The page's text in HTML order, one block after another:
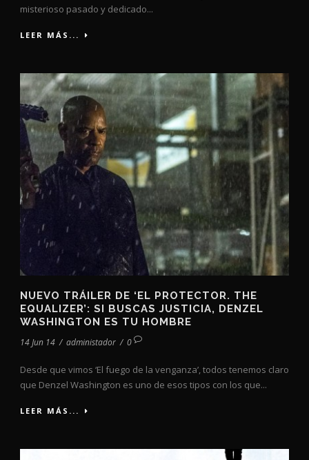
misterioso pasado y dedicado...
LEER MÁS...
NUEVO TRÁILER DE ‘EL PROTECTOR. THE
EQUALIZER’: SI BUSCAS JUSTICIA, DENZEL
WASHINGTON ES TU HOMBRE
14 Jun 14 / administador / 0
Desde que vimos ‘El fuego de la venganza’, todos tenemos claro
que Denzel Washington es uno de esos tipos con los que...
LEER MÁS...